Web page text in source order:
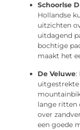
Schoorlse
Hollandse
uitzichten
uitdagend
bochtige
maakt het
De Veluwe:
lange ritten
over
een goede